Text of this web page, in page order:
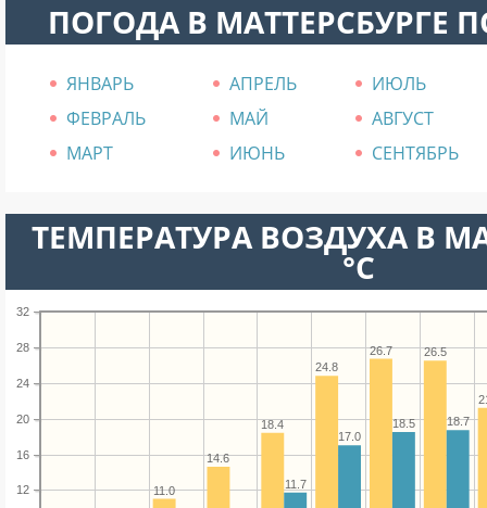
ПОГОДА В МАТТЕРСБУРГЕ
ЯНВАРЬ АПРЕЛЬ
ИЮЛЬ
ФЕВРАЛЬ
МАЙ
АВГУСТ
МАРТ
ИЮНЬ СЕНТЯБРЬ
ТЕМПЕРАТУРА ВОЗДУХА В
°C
12
16
20
24
28
32
26.5
26.7
24.8
18.4
14.6
11.0
18.7
18.5
17.0
11.7